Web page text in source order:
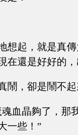
想起，就是真
在還是好好的
鬧，卻是鬧不
血晶夠了，那
一些！”